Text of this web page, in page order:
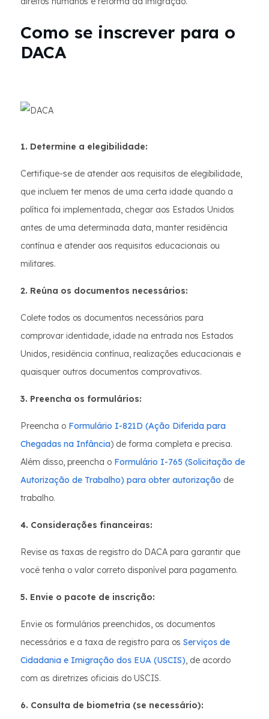
Como se inscrever para o
DACA
1. Determine a elegibilidade:
Certifique-se de atender aos requisitos de elegibilidade,
que incluem ter menos de uma certa idade quando a
política foi implementada, chegar aos Estados Unidos
antes de uma determinada data, manter residência
contínua e atender aos requisitos educacionais ou
militares.
2. Reúna os documentos necessários:
Colete todos os documentos necessários para
comprovar identidade, idade na entrada nos Estados
Unidos, residência contínua, realizações educacionais e
quaisquer outros documentos comprovativos.
3. Preencha os formulários:
Preencha o Formulário I-821D (Ação Diferida para
Chegadas na Infância) de forma completa e precisa.
Além disso, preencha o Formulário I-765 (Solicitação de
Autorização de Trabalho) para obter autorização de
trabalho.
4. Considerações financeiras:
Revise as taxas de registro do DACA para garantir que
você tenha o valor correto disponível para pagamento.
5. Envie o pacote de inscrição:
Envie os formulários preenchidos, os documentos
necessários e a taxa de registro para os Serviços de
Cidadania e Imigração dos EUA (USCIS), de acordo
com as diretrizes oficiais do USCIS.
6. Consulta de biometria (se necessário):